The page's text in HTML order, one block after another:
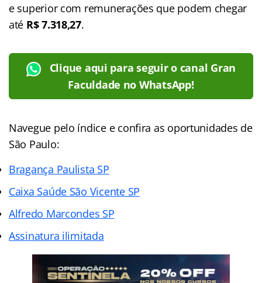
e superior com remunerações que podem chegar
até R$ 7.318,27.
Clique aqui para seguir o canal Gran
Faculdade no WhatsApp!
Navegue pelo índice e confira as oportunidades de
São Paulo:
Bragança Paulista SP
Caixa Saúde São Vicente SP
Alfredo Marcondes SP
Assinatura ilimitada